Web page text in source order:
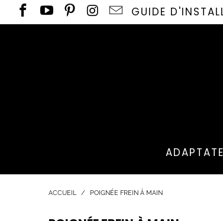
GUIDE
ACCUEIL / POIGNÉE FREIN À MAIN